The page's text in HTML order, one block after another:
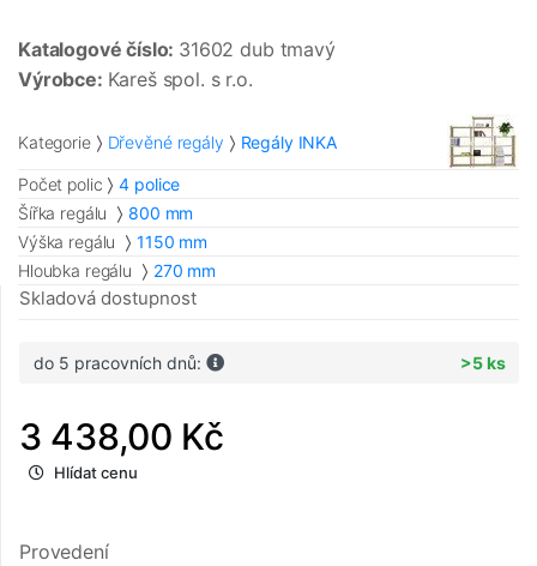
Katalogové číslo: 31602 dub tmavý
Výrobce: Kareš spol. s r.o.
Kategorie Dřevěné regály Regály INKA
Počet polic
4 police
Šířka regálu
800 mm
Výška regálu
1150 mm
Hloubka regálu
270 mm
Skladová dostupnost
do 5 pracovních dnů: >5 ks
3 438,00 Kč
Hlídat cenu
Provedení